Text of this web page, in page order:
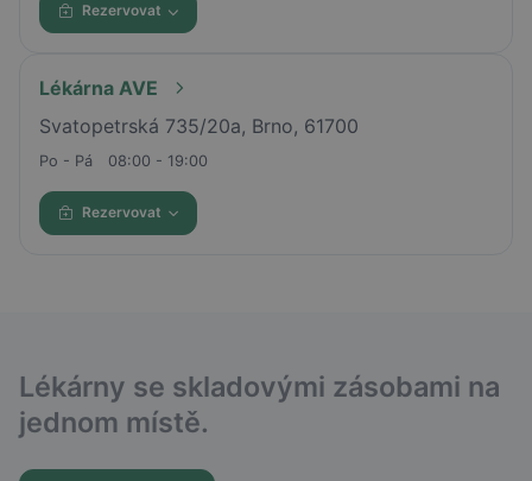
Rezervovat
Lékárna AVE
Svatopetrská 735/20a, Brno, 61700
Po - Pá 08:00 - 19:00
Rezervovat
Lékárny se skladovými zásobami na
jednom místě.